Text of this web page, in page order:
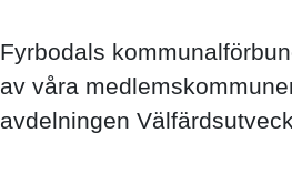
Fyrbodals
av våra
avdelningen